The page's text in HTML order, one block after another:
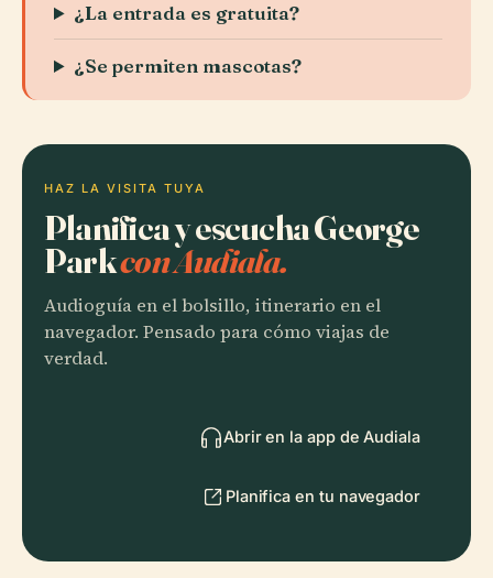
¿La entrada es gratuita?
¿Se permiten mascotas?
HAZ LA VISITA TUYA
Planifica y escucha George
Parkcon Audiala.
Audioguía en el bolsillo, itinerario en el
navegador. Pensado para cómo viajas de
verdad.
Abrir en la app de Audiala
Planifica en tu navegador